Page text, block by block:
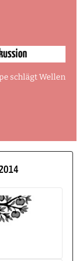
schlägt Wellen